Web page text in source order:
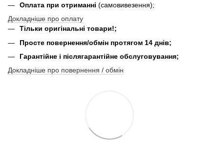
Оплата при отриманні (самовивезення);
Докладніше про оплату
Тільки оригінальні товари!;
Просте повернення/обмін протягом 14 днів;
Гарантійне і післягарантійне обслуговування;
Докладніше про повернення / обмін